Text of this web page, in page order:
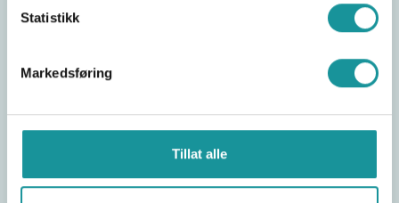
Statistikk
Markedsføring
Tillat alle
sep
12 Møre-Romsdalcup Tau